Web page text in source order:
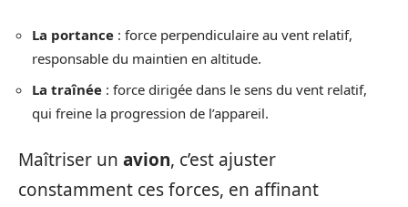
La portance : force perpendiculaire au vent relatif,
responsable du maintien en altitude.
La traînée : force dirigée dans le sens du vent relatif,
qui freine la progression de l’appareil.
Maîtriser un avion, c’est ajuster
constamment ces forces, en affinant